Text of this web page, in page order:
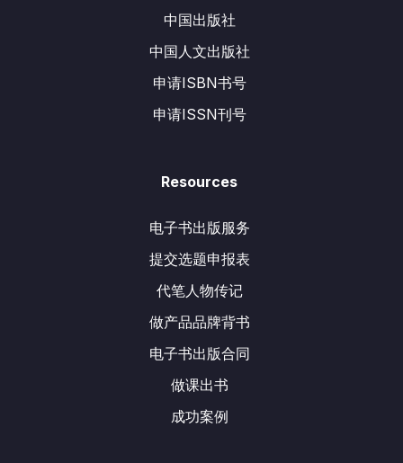
中国出版社
中国人文出版社
申请ISBN书号
申请ISSN刊号
Resources
电子书出版服务
提交选题申报表
代笔人物传记
做产品品牌背书
电子书出版合同
做课出书
成功案例